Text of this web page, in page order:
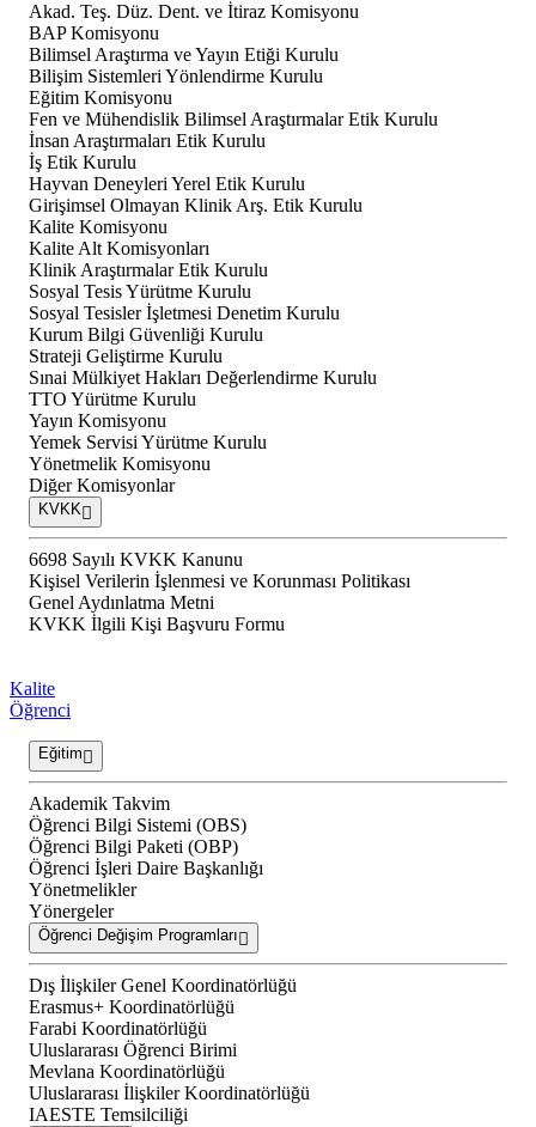
Akad. Teş. Düz. Dent. ve İtiraz Komisyonu
BAP Komisyonu
Bilimsel Araştırma ve Yayın Etiği Kurulu
Bilişim Sistemleri Yönlendirme Kurulu
Eğitim Komisyonu
Fen ve Mühendislik Bilimsel Araştırmalar Etik Kurulu
İnsan Araştırmaları Etik Kurulu
İş Etik Kurulu
Hayvan Deneyleri Yerel Etik Kurulu
Girişimsel Olmayan Klinik Arş. Etik Kurulu
Kalite Komisyonu
Kalite Alt Komisyonları
Klinik Araştırmalar Etik Kurulu
Sosyal Tesis Yürütme Kurulu
Sosyal Tesisler İşletmesi Denetim Kurulu
Kurum Bilgi Güvenliği Kurulu
Strateji Geliştirme Kurulu
Sınai Mülkiyet Hakları Değerlendirme Kurulu
TTO Yürütme Kurulu
Yayın Komisyonu
Yemek Servisi Yürütme Kurulu
Yönetmelik Komisyonu
Diğer Komisyonlar
KVKK
6698 Sayılı KVKK Kanunu
Kişisel Verilerin İşlenmesi ve Korunması Politikası
Genel Aydınlatma Metni
KVKK İlgili Kişi Başvuru Formu
Kalite
Öğrenci
Eğitim
Akademik Takvim
Öğrenci Bilgi Sistemi (OBS)
Öğrenci Bilgi Paketi (OBP)
Öğrenci İşleri Daire Başkanlığı
Yönetmelikler
Yönergeler
Öğrenci Değişim Programları
Dış İlişkiler Genel Koordinatörlüğü
Erasmus+ Koordinatörlüğü
Farabi Koordinatörlüğü
Uluslararası Öğrenci Birimi
Mevlana Koordinatörlüğü
Uluslararası İlişkiler Koordinatörlüğü
IAESTE Temsilciliği